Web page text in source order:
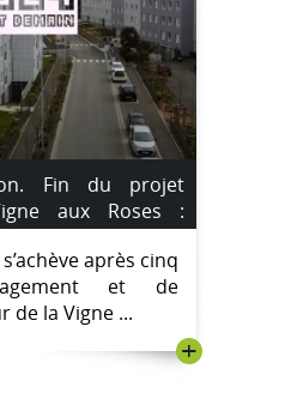
Fin du projet
aux Roses :
« 2024 c’est
15 novembre.
après cinq
et de
de la Vigne ...
+